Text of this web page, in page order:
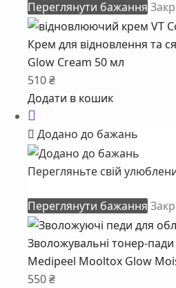
Переглянути бажання
Крем для відновлення та
Glow Cream 50 мл
510₴
Додати в кошик
Додано до бажань
Перегляньте свій
Переглянути бажання
Зволожувальні тонер-
Medipeel Mooltox Glow
550₴